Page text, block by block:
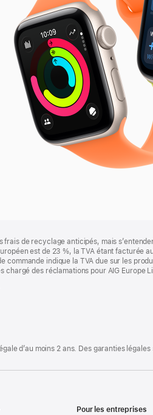
de recyclage anticipés, mais
est de 23 %, la TVA étant facturée
commande indique la TVA due sur les
chargé des réclamations pour AIG Europe
d’au moins 2 ans. Des garanties
Pour les entreprises